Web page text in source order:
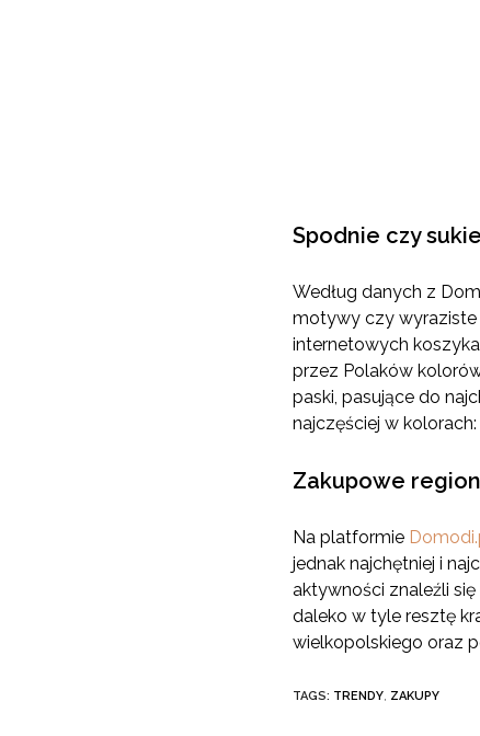
Spodnie czy
Według danych z
motywy czy wyraziste
internetowych
przez Polaków
paski, pasujące do
najczęściej w
Zakupowe
Na platformie
jednak najchętniej i
aktywności znaleźli
daleko w tyle resztę
wielkopolskiego oraz
TAGS: TRENDY, ZAKUPY